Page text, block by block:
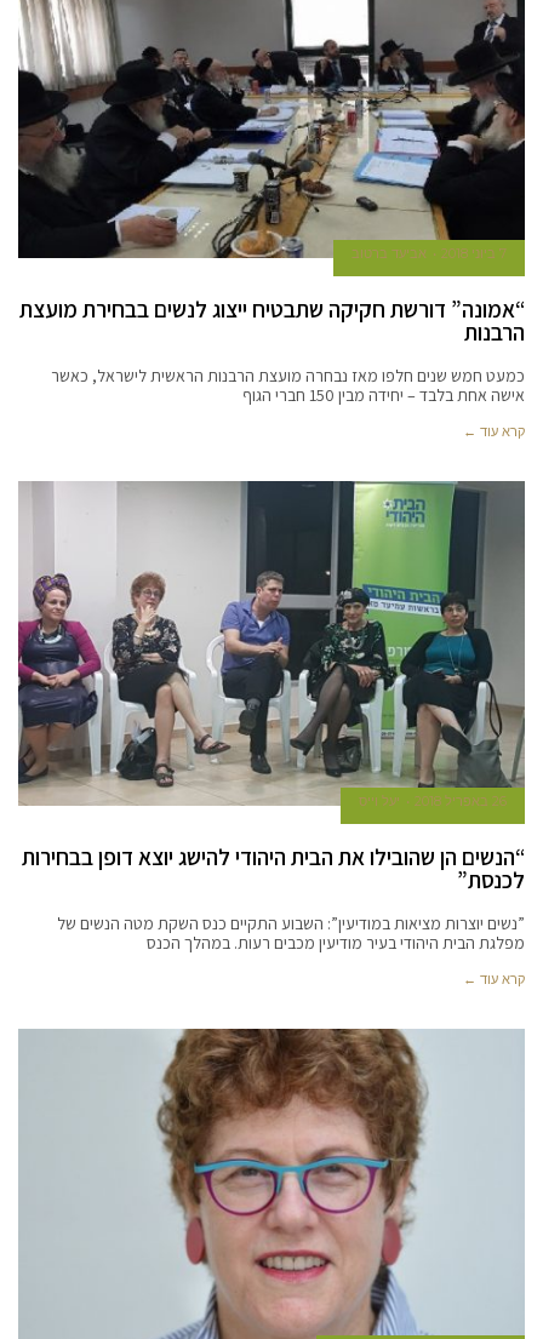
7 ביוני 2018 אביעד ברטוב
“אמונה” דורשת חקיקה שתבטיח ייצוג לנשים בבחירת מועצת
הרבנות
כמעט חמש שנים חלפו מאז נבחרה מועצת הרבנות הראשית לישראל, כאשר
אישה אחת בלבד – יחידה מבין 150 חברי הגוף
קרא עוד ←
26 באפריל 2018 יעל וייס
“הנשים הן שהובילו את הבית היהודי להישג יוצא דופן בבחירות
לכנסת”
”נשים יוצרות מציאות במודיעין”: השבוע התקיים כנס השקת מטה הנשים של
מפלגת הבית היהודי בעיר מודיעין מכבים רעות. במהלך הכנס
קרא עוד ←